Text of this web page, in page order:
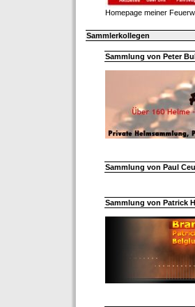
Homepage meiner
Sammlerkollegen
Sammlung von Peter
Sammlung von Paul
Sammlung von Patrick